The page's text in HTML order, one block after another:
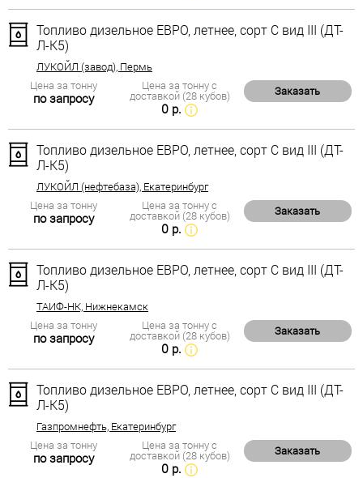
Топливо дизельное ЕВРО, летнее, сорт С вид III (ДТ-
Л-К5)
ЛУКОЙЛ (завод), Пермь
Цена за тонну
по запросу
Цена за тонну с
доставкой (28 кубов)
0 р.
Заказать
Топливо дизельное ЕВРО, летнее, сорт С вид III (ДТ-
Л-К5)
ЛУКОЙЛ (нефтебаза), Екатеринбург
Цена за тонну
по запросу
Цена за тонну с
доставкой (28 кубов)
0 р.
Заказать
Топливо дизельное ЕВРО, летнее, сорт С вид III (ДТ-
Л-К5)
ТАИФ-НК, Нижнекамск
Цена за тонну
по запросу
Цена за тонну с
доставкой (28 кубов)
0 р.
Заказать
Топливо дизельное ЕВРО, летнее, сорт С вид III (ДТ-
Л-К5)
Газпромнефть, Екатеринбург
Цена за тонну
по запросу
Цена за тонну с
доставкой (28 кубов)
0 р.
Заказать